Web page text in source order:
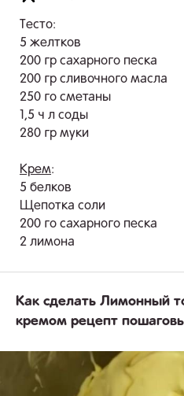
Тесто:
5 желтков
200 гр сахарного песка
200 гр сливочного масла
250 го сметаны
1,5 ч л соды
280 гр муки
Крем:
5 белков
Щепотка соли
200 го сахарного песка
2 лимона
Как сделать Лимонный
кремом рецепт